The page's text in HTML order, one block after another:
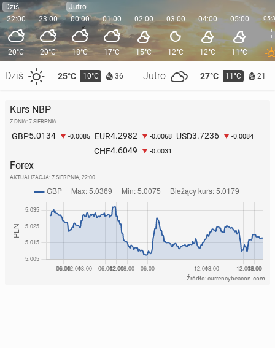
Dziś
22:00
20°C
Dziś 25°C 10°C 36 Jutro 27°C 11°C 21
23:00
20°C
Jutro
00:00
18°C
01:00
17°C
02:00
15°C
03:00
12°C
04:00
12°C
05:00
11°C
Kurs NBP
Z DNIA: 7 SIERPNIA
GBP5.0134 -0.0085 EUR4.2982 -0.0068 USD3.7236 -0.0084
CHF4.6049 -0.0031
Forex
AKTUALIZACJA: 7 SIERPNIA, 22:00
Źródło: currencybeacon.com